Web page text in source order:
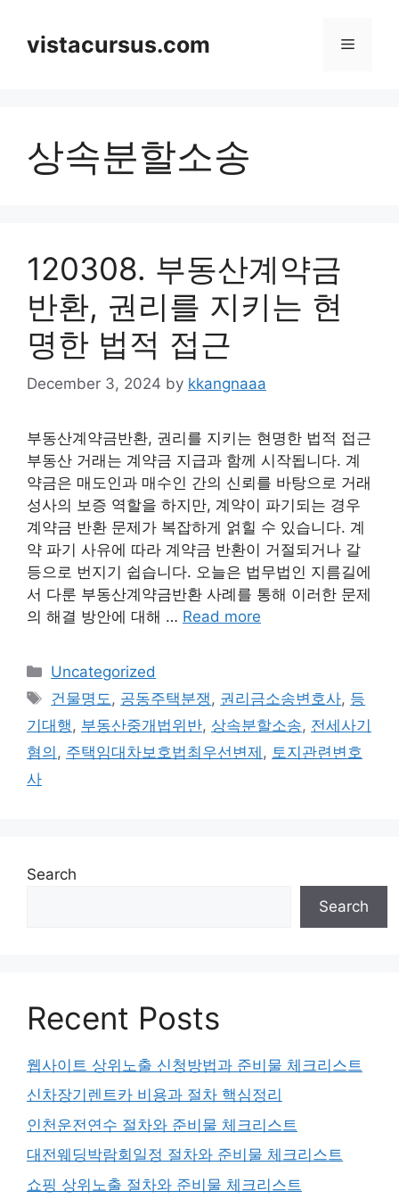
contentvistacursus.com Menu
상속분할소송
120308. 부동산계약금
반환, 권리를 지키는 현
명한 법적 접근
December 3, 2024 by kkangnaaa
부동산계약금반환, 권리를 지키는 현명한 법적 접근
부동산 거래는 계약금 지급과 함께 시작됩니다. 계
약금은 매도인과 매수인 간의 신뢰를 바탕으로 거래
성사의 보증 역할을 하지만, 계약이 파기되는 경우
계약금 반환 문제가 복잡하게 얽힐 수 있습니다. 계
약 파기 사유에 따라 계약금 반환이 거절되거나 갈
등으로 번지기 쉽습니다. 오늘은 법무법인 지름길에
서 다룬 부동산계약금반환 사례를 통해 이러한 문제
의 해결 방안에 대해 … Read more
Categories
Uncategorized
Tags
건물명도 , 공동주택분쟁 , 권리금소송변호사, 등
기대행 , 부동산중개법위반, 상속분할소송, 전세사기
혐의 , 주택임대차보호법최우선변제 , 토지관련변호
사
Search
Search
Recent Posts
웹사이트 상위노출 신청방법과 준비물 체크리스트
신차장기렌트카 비용과 절차 핵심정리
인천운전연수 절차와 준비물 체크리스트
대전웨딩박람회일정 절차와 준비물 체크리스트
쇼핑 상위노출 절차와 준비물 체크리스트